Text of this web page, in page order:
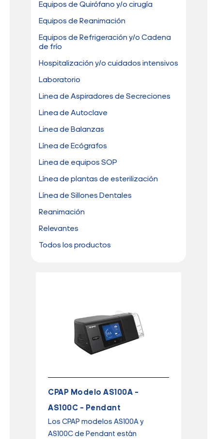
Equipos de Quirófano y/o cirugía
Equipos de Reanimación
Equipos de Refrigeración y/o Cadena
de frío
Hospitalización y/o cuidados intensivos
Laboratorio
Linea de Aspiradores de Secreciones
Linea de Autoclave
Linea de Balanzas
Línea de Ecógrafos
Linea de equipos SOP
Línea de plantas de esterilización
Línea de Sillones Dentales
Reanimación
Relevantes
Todos los productos
CPAP Modelo AS100A –
AS100C – Pendant
Los CPAP modelos AS100A y
AS100C de Pendant están